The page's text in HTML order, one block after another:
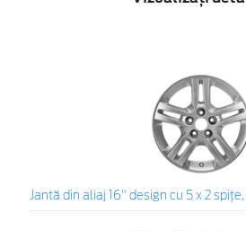
Jantă din aliaj 16" design cu 5 x 2